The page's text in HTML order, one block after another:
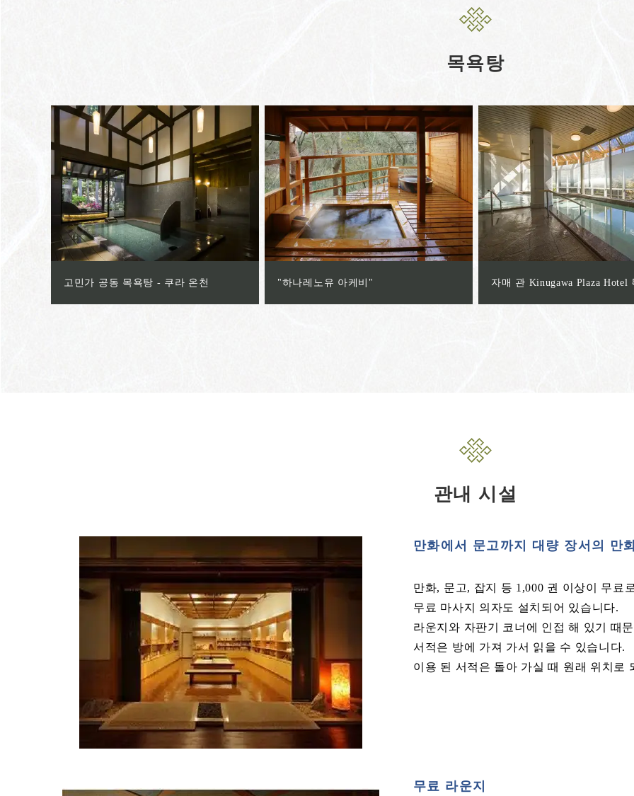
목욕탕
고민가 공동 목욕탕 - 쿠라 온천 "하나레노유 아케비" 자매 관 Kinugawa Plaza Hotel
관내 시설
만화에서 문고까지 대량 장서의 만
만화, 문고, 잡지 등 1,000 권 이상이 무료
무료 마사지 의자도 설치되어 있습니다.
라운지와 자판기 코너에 인접 해 있기 때
서적은 방에 가져 가서 읽을 수 있습니다.
이용 된 서적은 돌아 가실 때 원래 위치로
무료 라운지